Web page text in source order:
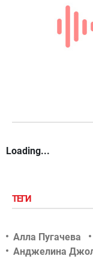
Loading...
ТЕГИ
Алла Пугачева
Анджелина